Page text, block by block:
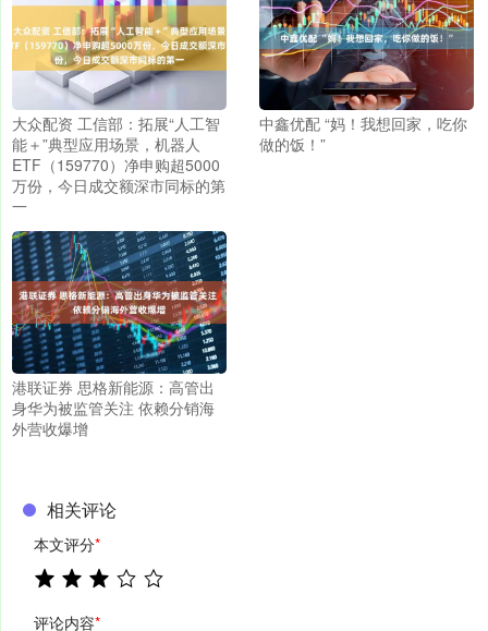
大众配资 工信部：拓展“人工智
能＋”典型应用场景，机器人
ETF（159770）净申购超5000
万份，今日成交额深市同标的第
一
中鑫优配 “妈！我想回家，吃你
做的饭！”
港联证券 思格新能源：高管出
身华为被监管关注 依赖分销海
外营收爆增
相关评论
本文评分*
评论内容*